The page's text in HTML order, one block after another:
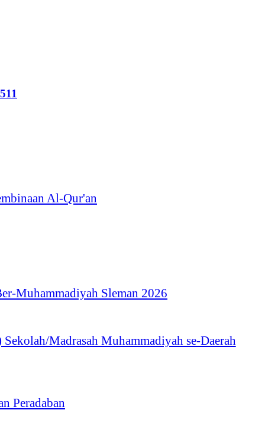
Al-Qur'an
Muhammadiyah Sleman 2026
Madrasah Muhammadiyah se-Daerah
Peradaban